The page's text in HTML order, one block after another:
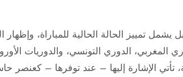
تمييز الحالة الحالية للمباراة، وإظهار
المغربي، الدوري التونسي، والدوريات
تأتي الإشارة إليها – عند توفرها –